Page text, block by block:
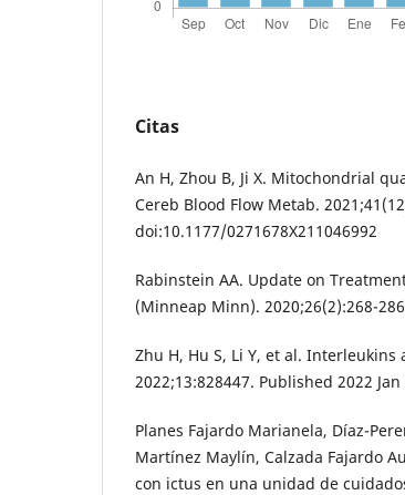
Citas
An H, Zhou B, Ji X. Mitochondrial
Cereb Blood Flow Metab.
doi:10.1177/0271678X211046992
Rabinstein AA. Update on
(Minneap Minn). 2020;26(2):268-
Zhu H, Hu S, Li Y, et al.
2022;13:828447. Published 2022
Planes Fajardo Marianela, Díaz-
Martínez Maylín, Calzada Fajardo
con ictus en una unidad de